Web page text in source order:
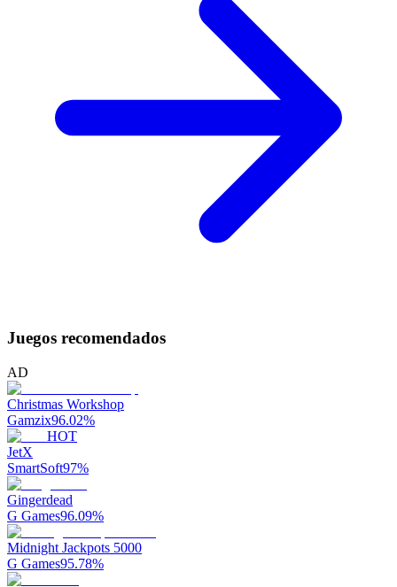
Juegos recomendados
AD
Christmas Workshop
Gamzix96.02%
HOT
JetX
SmartSoft97%
Gingerdead
G Games96.09%
Midnight Jackpots 5000
G Games95.78%